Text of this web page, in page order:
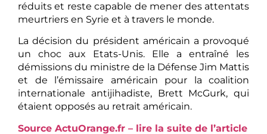
réduits et reste capable de mener des attentats
meurtriers en Syrie et à travers le monde.
La décision du président américain a provoqué
un choc aux Etats-Unis. Elle a entraîné les
démissions du ministre de la Défense Jim Mattis
et de l’émissaire américain pour la coalition
internationale antijihadiste, Brett McGurk, qui
étaient opposés au retrait américain.
Source ActuOrange.fr – lire la suite de l’article